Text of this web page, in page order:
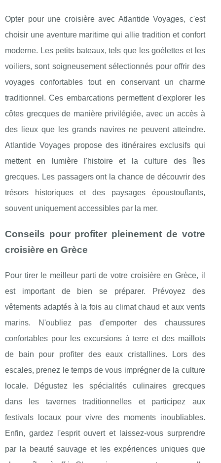
Opter pour une croisière avec Atlantide Voyages, c'est
choisir une aventure maritime qui allie tradition et confort
moderne. Les petits bateaux, tels que les goélettes et les
voiliers, sont soigneusement sélectionnés pour offrir des
voyages confortables tout en conservant un charme
traditionnel. Ces embarcations permettent d'explorer les
côtes grecques de manière privilégiée, avec un accès à
des lieux que les grands navires ne peuvent atteindre.
Atlantide Voyages propose des itinéraires exclusifs qui
mettent en lumière l'histoire et la culture des îles
grecques. Les passagers ont la chance de découvrir des
trésors historiques et des paysages époustouflants,
souvent uniquement accessibles par la mer.
Conseils pour profiter pleinement de votre
croisière en Grèce
Pour tirer le meilleur parti de votre croisière en Grèce, il
est important de bien se préparer. Prévoyez des
vêtements adaptés à la fois au climat chaud et aux vents
marins. N'oubliez pas d'emporter des chaussures
confortables pour les excursions à terre et des maillots
de bain pour profiter des eaux cristallines. Lors des
escales, prenez le temps de vous imprégner de la culture
locale. Dégustez les spécialités culinaires grecques
dans les tavernes traditionnelles et participez aux
festivals locaux pour vivre des moments inoubliables.
Enfin, gardez l'esprit ouvert et laissez-vous surprendre
par la beauté sauvage et les expériences uniques que